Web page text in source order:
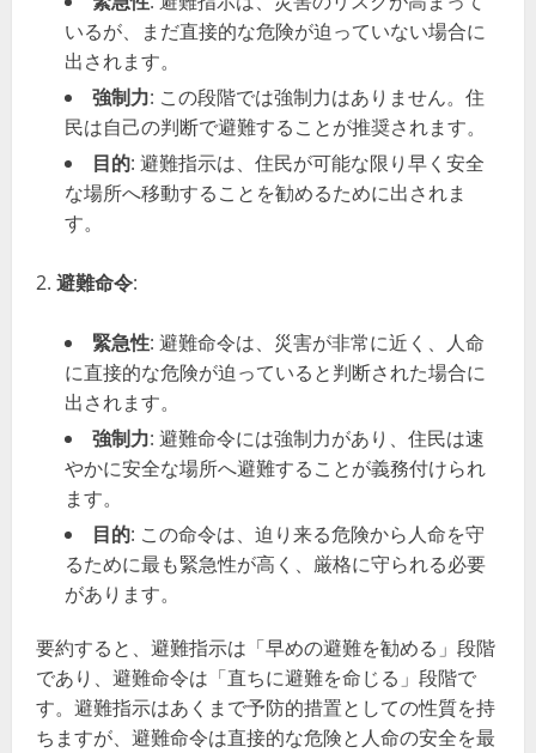
いるが、まだ直接的な危険が迫っていない場合に
出されます。
強制力: この段階では強制力はありません。住
民は自己の判断で避難することが推奨されます。
目的: 避難指示は、住民が可能な限り早く安全
な場所へ移動することを勧めるために出されま
す。
避難命令:
緊急性: 避難命令は、災害が非常に近く、人命
に直接的な危険が迫っていると判断された場合に
出されます。
強制力: 避難命令には強制力があり、住民は速
やかに安全な場所へ避難することが義務付けられ
ます。
目的: この命令は、迫り来る危険から人命を守
るために最も緊急性が高く、厳格に守られる必要
があります。
要約すると、避難指示は「早めの避難を勧める」段階
であり、避難命令は「直ちに避難を命じる」段階で
す。避難指示はあくまで予防的措置としての性質を持
ちますが、避難命令は直接的な危険と人命の安全を最